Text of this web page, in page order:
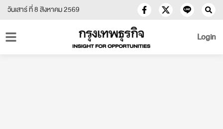
วันเสาร์ ที่ 8 สิงหาคม 2569
Login